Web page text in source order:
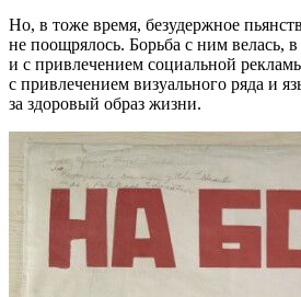
Но, в тоже время, безудержное
не поощрялось. Борьба с ним велась,
и с привлечением социальной
с привлечением визуального ряда и
за здоровый образ жизни.